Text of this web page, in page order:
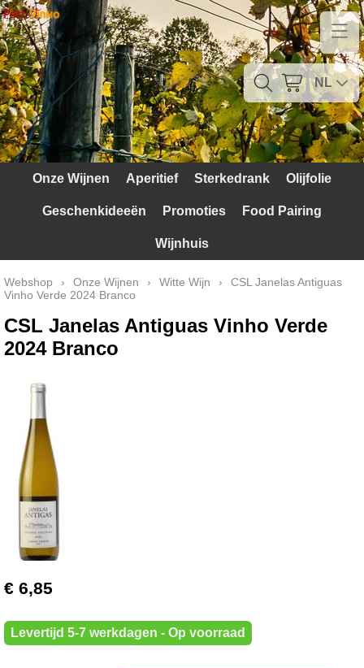
Home
Contact
Mijn account
Verzendkosten
Rode Druiven
NL
Onze Wijnen Aperitief Sterkedrank Olijfolie
Geschenkideeën Promoties Food Pairing
Wijnhuis
Webshop › Onze Wijnen › Witte Wijn ›
CSL Janelas Antiguas
Vinho Verde 2024 Branco
CSL Janelas Antiguas Vinho Verde
2024 Branco
€ 6,85
Levertijd 5-7 werkdagen - Op voorraad